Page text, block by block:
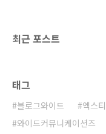
최근 포스트
태그
블로그와이드 엑스
와이드커뮤니케이션즈